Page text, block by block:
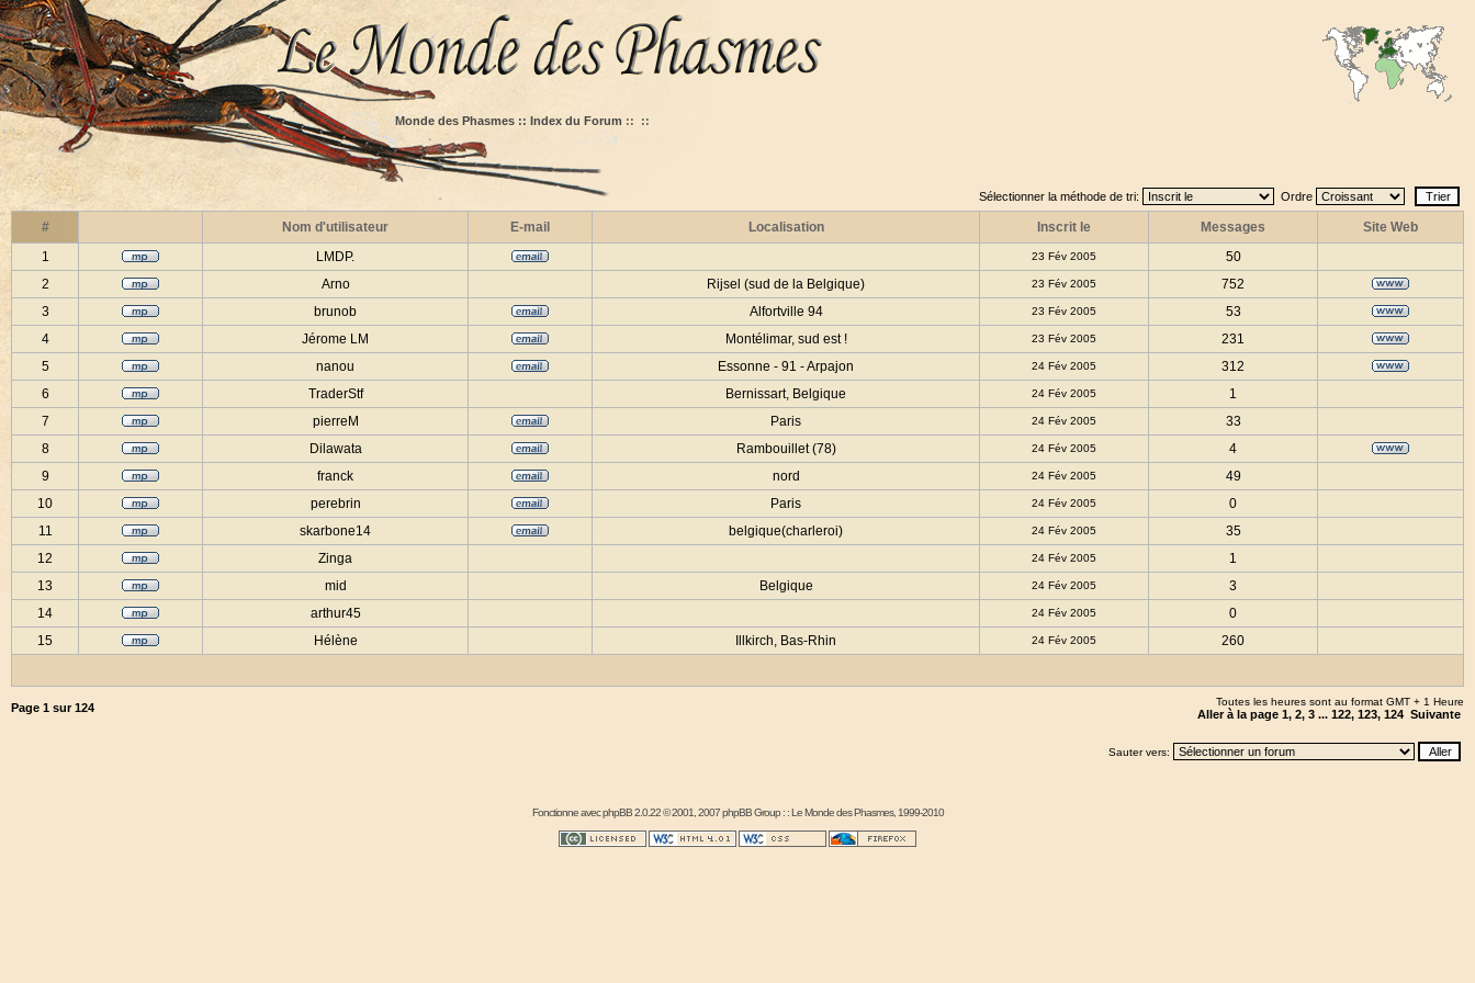
Monde des Phasmes :: Index du Forum :: ::
Sélectionner la méthode de tri: Ordre
# Nom d'utilisateur E-mail Localisation Inscrit le Messages
Site Web
1
LMDP. 23 Fév 2005
50
2
Arno Rijsel (sud de la Belgique) 23 Fév 2005
752
3
brunob Alfortville 94 23 Fév 2005
53
4
Jérome LM Montélimar, sud est ! 23 Fév 2005
231
5
nanou Essonne - 91 - Arpajon 24 Fév 2005
312
6
TraderStf Bernissart, Belgique 24 Fév 2005
1
7
pierreM Paris 24 Fév 2005
33
8
Dilawata Rambouillet (78) 24 Fév 2005
4
9
franck nord 24 Fév 2005
49
10
perebrin Paris 24 Fév 2005
0
11
skarbone14 belgique(charleroi) 24 Fév 2005
35
12
Zinga 24 Fév 2005
1
13
mid Belgique 24 Fév 2005
3
14
arthur45 24 Fév 2005
0
15
Hélène Illkirch, Bas-Rhin 24 Fév 2005 260
Page 1 sur124 Toutes les heures sont au format GMT + 1 Heure
Aller à la page 1, 2, 3 ... 122, 123, 124 Suivante
Sauter vers:
Fonctionne avecphpBB2.0.22 © 2001, 2007 phpBB Group : :Le Monde des Phasmes, 1999-2010